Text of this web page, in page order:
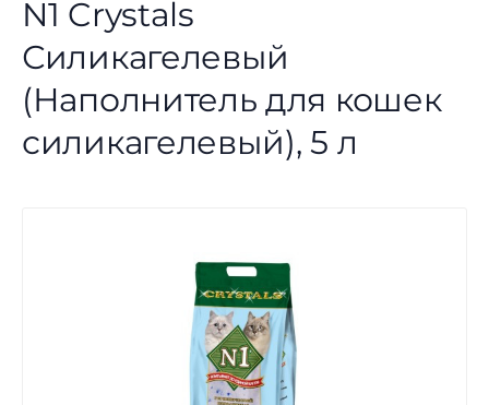
N1 Crystals
Силикагелевый
(Наполнитель для кошек
силикагелевый), 5 л